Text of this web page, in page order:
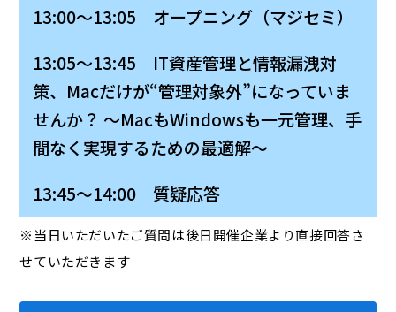
13:00～13:05 オープニング（マジセミ）
13:05～13:45 IT資産管理と情報漏洩対
策、Macだけが“管理対象外”になっていま
せんか？ 〜MacもWindowsも一元管理、手
間なく実現するための最適解〜
13:45～14:00 質疑応答
※当日いただいたご質問は後日開催企業より直接回答さ
せていただきます